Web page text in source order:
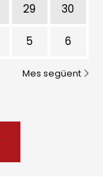
29 30
5 6
Mes següent